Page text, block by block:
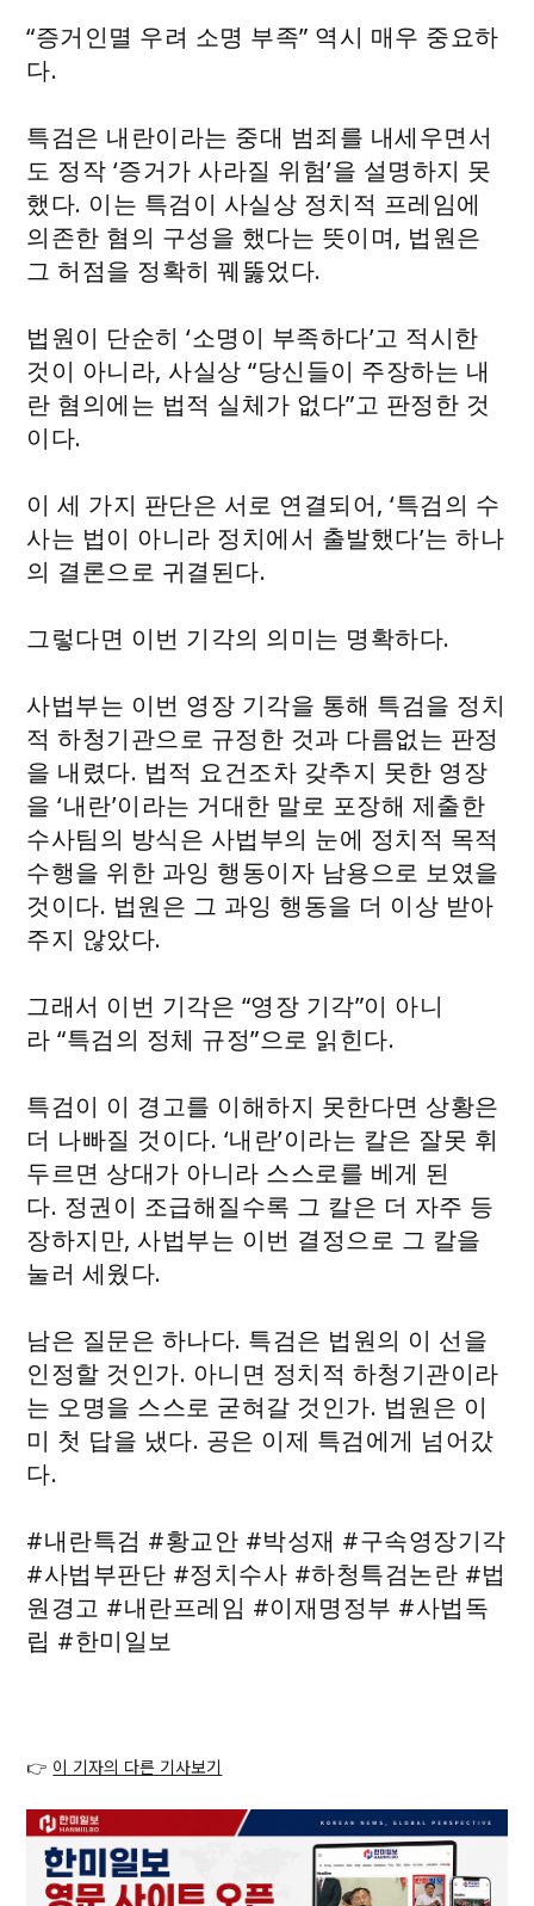
“증거인멸 우려 소명 부족” 역시 매우 중요하
다.
특검은 내란이라는 중대 범죄를 내세우면서
도 정작 ‘증거가 사라질 위험’을 설명하지 못
했다. 이는 특검이 사실상 정치적 프레임에
의존한 혐의 구성을 했다는 뜻이며, 법원은
그 허점을 정확히 꿰뚫었다.
법원이 단순히 ‘소명이 부족하다’고 적시한
것이 아니라, 사실상 “당신들이 주장하는 내
란 혐의에는 법적 실체가 없다”고 판정한 것
이다.
이 세 가지 판단은 서로 연결되어, ‘특검의 수
사는 법이 아니라 정치에서 출발했다’는 하나
의 결론으로 귀결된다.
그렇다면 이번 기각의 의미는 명확하다.
사법부는 이번 영장 기각을 통해 특검을 정치
적 하청기관으로 규정한 것과 다름없는 판정
을 내렸다. 법적 요건조차 갖추지 못한 영장
을 ‘내란’이라는 거대한 말로 포장해 제출한
수사팀의 방식은 사법부의 눈에 정치적 목적
수행을 위한 과잉 행동이자 남용으로 보였을
것이다. 법원은 그 과잉 행동을 더 이상 받아
주지 않았다.
그래서 이번 기각은 “영장 기각”이 아니
라 “특검의 정체 규정”으로 읽힌다.
특검이 이 경고를 이해하지 못한다면 상황은
더 나빠질 것이다. ‘내란’이라는 칼은 잘못 휘
두르면 상대가 아니라 스스로를 베게 된
다. 정권이 조급해질수록 그 칼은 더 자주 등
장하지만, 사법부는 이번 결정으로 그 칼을
눌러 세웠다.
남은 질문은 하나다. 특검은 법원의 이 선을
인정할 것인가. 아니면 정치적 하청기관이라
는 오명을 스스로 굳혀갈 것인가. 법원은 이
미 첫 답을 냈다. 공은 이제 특검에게 넘어갔
다.
#내란특검 #황교안 #박성재 #구속영장기각
#사법부판단 #정치수사 #하청특검논란 #법
원경고 #내란프레임 #이재명정부 #사법독
립 #한미일보
👉 이 기자의 다른 기사보기